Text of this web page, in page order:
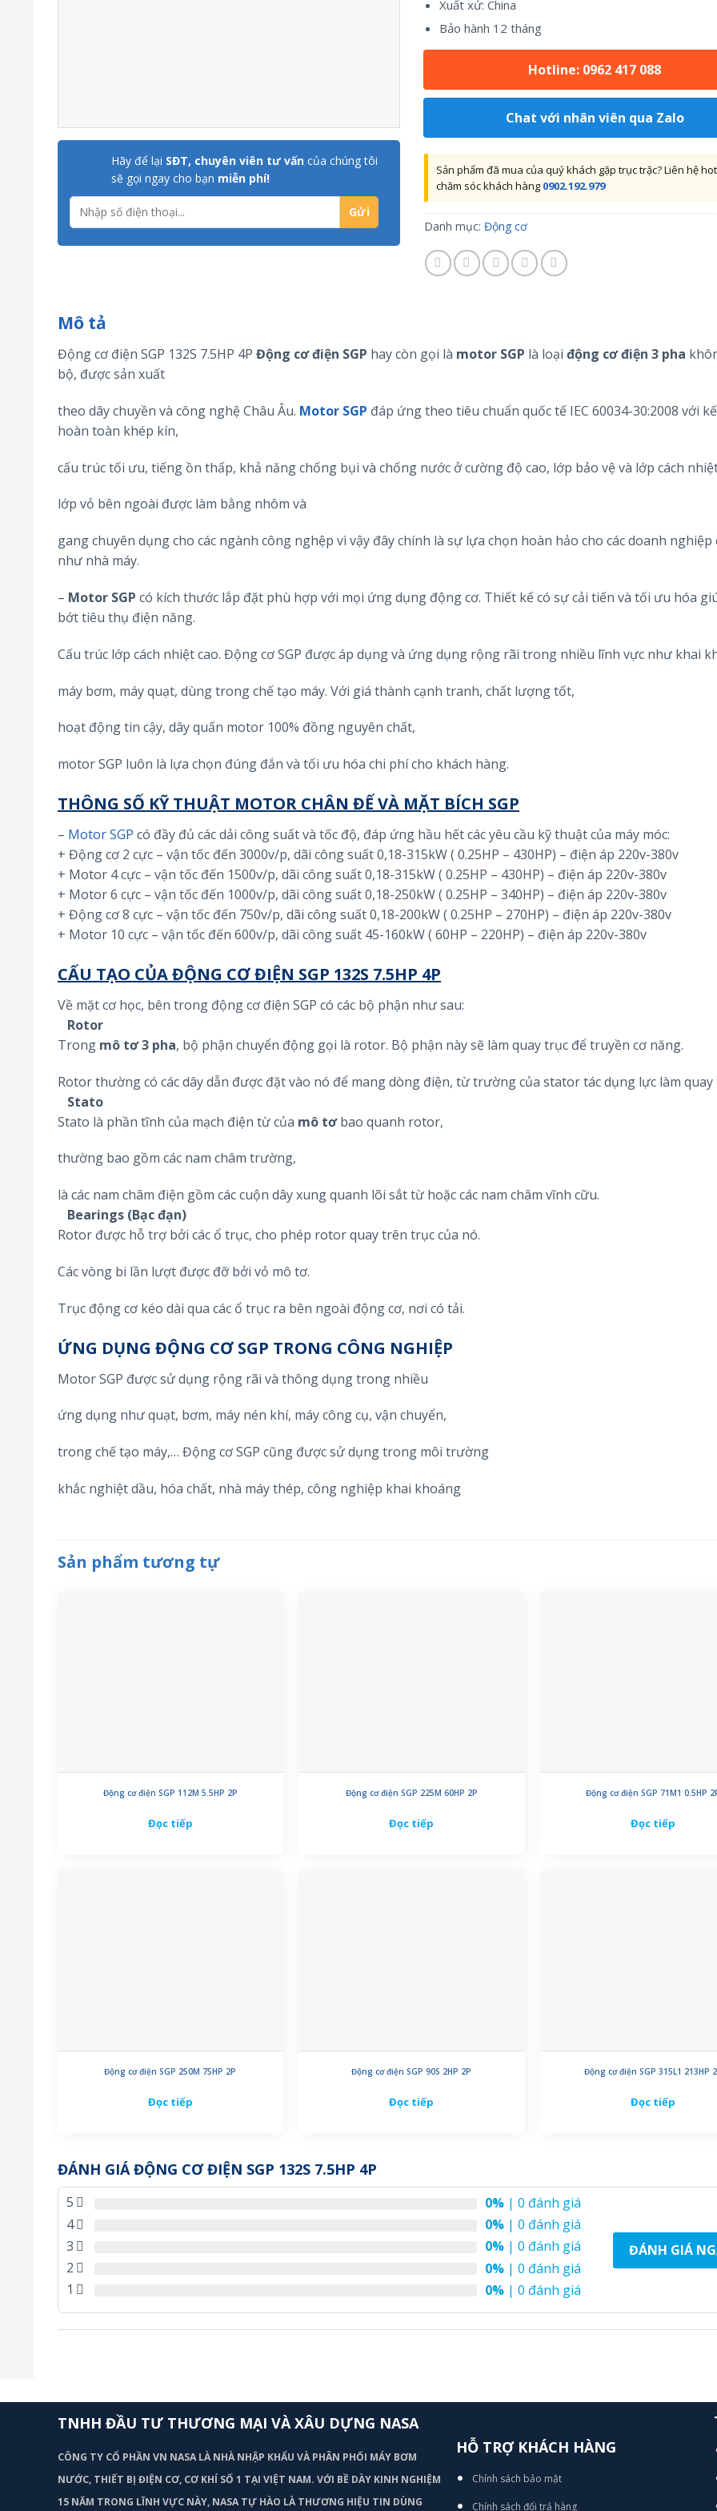
Hãy để lại SĐT, chuyên viên tư vấn của chúng tôi
sẽ gọi ngay cho bạn miễn phí!
Xuất xứ: China
Bảo hành 12 tháng
Hotline: 0962 417 088
Chat với nhân viên qua Zalo
Sản phẩm đã mua của quý khách gặp trục trặc? Liên hệ
chăm sóc khách hàng 0902.192.979
Danh mục: Động cơ
Mô tả
Động cơ điện SGP 132S 7.5HP 4P Động cơ điện SGP hay còn gọi là motor SGP là loại động cơ điện 3 pha
bộ, được sản xuất
theo dây chuyền và công nghệ Châu Âu. Motor SGP đáp ứng theo tiêu chuẩn quốc tế IEC 60034-30:2008 với
hoàn toàn khép kín,
cấu trúc tối ưu, tiếng ồn thấp, khả năng chống bụi và chống nước ở cường độ cao, lớp bảo vệ và lớp cách
lớp vỏ bên ngoài được làm bằng nhôm và
gang chuyên dụng cho các ngành công nghệp vì vậy đây chính là sự lựa chọn hoàn hảo cho các doanh nghiệp
như nhà máy.
– Motor SGP có kích thước lắp đặt phù hợp với mọi ứng dụng động cơ. Thiết kế có sự cải tiến và tối ưu hóa
bớt tiêu thụ điện năng.
Cấu trúc lớp cách nhiệt cao. Động cơ SGP được áp dụng và ứng dụng rộng rãi trong nhiều lĩnh vực như khai
máy bơm, máy quạt, dùng trong chế tạo máy. Với giá thành cạnh tranh, chất lượng tốt,
hoạt động tin cậy, dây quấn motor 100% đồng nguyên chất,
motor SGP luôn là lựa chọn đúng đắn và tối ưu hóa chi phí cho khách hàng.
THÔNG SỐ KỸ THUẬT MOTOR CHÂN ĐẾ VÀ MẶT BÍCH SGP
– Motor SGP có đầy đủ các dải công suất và tốc độ, đáp ứng hầu hết các yêu cầu kỹ thuật của máy móc:
+ Động cơ 2 cực – vận tốc đến 3000v/p, dãi công suất 0,18-315kW ( 0.25HP – 430HP) – điện áp 220v-380v
+ Motor 4 cực – vận tốc đến 1500v/p, dãi công suất 0,18-315kW ( 0.25HP – 430HP) – điện áp 220v-380v
+ Motor 6 cực – vận tốc đến 1000v/p, dãi công suất 0,18-250kW ( 0.25HP – 340HP) – điện áp 220v-380v
+ Động cơ 8 cực – vận tốc đến 750v/p, dãi công suất 0,18-200kW ( 0.25HP – 270HP) – điện áp 220v-380v
+ Motor 10 cực – vận tốc đến 600v/p, dãi công suất 45-160kW ( 60HP – 220HP) – điện áp 220v-380v
CẤU TẠO CỦA ĐỘNG CƠ ĐIỆN SGP 132S 7.5HP 4P
Về mặt cơ học, bên trong động cơ điện SGP có các bộ phận như sau:
Rotor
Trong mô tơ 3 pha, bộ phận chuyển động gọi là rotor. Bộ phận này sẽ làm quay trục để truyền cơ năng.
Rotor thường có các dây dẫn được đặt vào nó để mang dòng điện, từ trường của stator tác dụng lực làm quay
Stato
Stato là phần tĩnh của mạch điện từ của mô tơbao quanh rotor,
thường bao gồm các nam châm trường,
là các nam châm điện gồm các cuộn dây xung quanh lõi sắt từ hoặc các nam châm vĩnh cữu.
Bearings (Bạc đạn)
Rotor được hỗ trợ bởi các ổ trục, cho phép rotor quay trên trục của nó.
Các vòng bi lần lượt được đỡ bởi vỏ mô tơ.
Trục động cơ kéo dài qua các ổ trục ra bên ngoài động cơ, nơi có tải.
ỨNG DỤNG ĐỘNG CƠ SGP TRONG CÔNG NGHIỆP
Motor SGP được sử dụng rộng rãi và thông dụng trong nhiều
ứng dụng như quạt, bơm, máy nén khí, máy công cụ, vận chuyển,
trong chế tạo máy,… Động cơ SGP cũng được sử dụng trong môi trường
khắc nghiệt dầu, hóa chất, nhà máy thép, công nghiệp khai khoáng
Sản phẩm tương tự
Động cơ điện SGP 112M 5.5HP 2P
Đọc tiếp
Động cơ điện SGP 225M 60HP 2P
Đọc tiếp
Động cơ điện SGP 71M1 0.5HP
Đọc tiếp
Động cơ điện SGP 250M 75HP 2P
Đọc tiếp
Động cơ điện SGP 90S 2HP 2P
Đọc tiếp
Động cơ điện SGP 315L1 213HP
Đọc tiếp
ĐÁNH GIÁ ĐỘNG CƠ ĐIỆN SGP 132S 7.5HP 4P
5 0% | 0 đánh giá
4
0% | 0 đánh giá
3
0% | 0 đánh giá
2
0% | 0 đánh giá
1
0% | 0 đánh giá
ĐÁNH GIÁ
TNHH ĐẦU TƯ THƯƠNG MẠI VÀ XÂU DỰNG NASA
CÔNG TY CỔ PHẦN VN NASA LÀ NHÀ NHẬP KHẨU VÀ PHÂN PHỐI MÁY BƠM
NƯỚC, THIẾT BỊ ĐIỆN CƠ, CƠ KHÍ SỐ 1 TẠI VIỆT NAM. VỚI BỀ DÀY KINH NGHIỆM
15 NĂM TRONG LĨNH VỰC NÀY, NASA TỰ HÀO LÀ THƯƠNG HIỆU TIN DÙNG
HỖ TRỢ KHÁCH HÀNG
Chính sách bảo mật
Chính sách đổi trả hàng